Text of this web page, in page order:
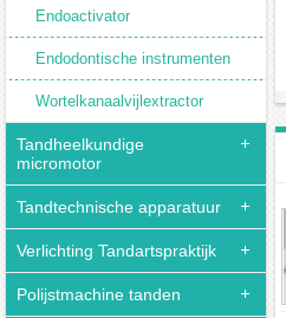
Endoactivator
Endodontische instrumenten
Wortelkanaalvijlextractor
Tandheelkundige
micromotor
Tandtechnische apparatuur
Verlichting Tandartspraktijk
Polijstmachine tanden